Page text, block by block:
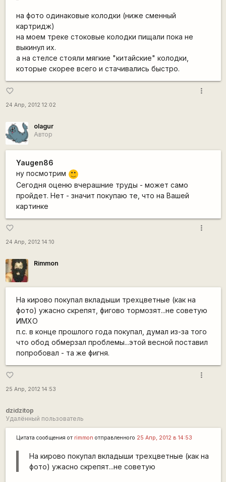
на фото одинаковые колодки (ниже сменный
картридж)
на моем треке стоковые колодки пищали пока не
выкинул их.
а на стелсе стояли мягкие "китайские" колодки,
которые скорее всего и стачивались быстро.
favorite_border
24 Апр, 2012 12:02
more_vert
olagur
Автор
Yaugen86
ну посмотрим
:)
Сегодня оценю вчерашние труды - может само
пройдет. Нет - значит покупаю те, что на Вашей
картинке
favorite_border
24 Апр, 2012 14:10
more_vert
Rimmon
На кирово покупал вкладыши трехцветные (как на
фото) ужасно скрепят, фигово тормозят...не советую
ИМХО
п.с. в конце прошлого года покупал, думал из-за того
что обод обмерзал проблемы...этой весной поставил
попробовал - та же фигня.
favorite_border
25 Апр, 2012 14:53
more_vert
dzidzitop
Удалённый пользователь
Цитата сообщения от rimmon отправленного 25 Апр, 2012 в 14:53
На кирово покупал вкладыши трехцветные (как на
фото) ужасно скрепят...не советую